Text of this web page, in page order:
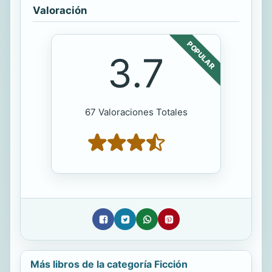
Valoración
POPULAR
3.7
67 Valoraciones Totales
Más libros de la categoría Ficción